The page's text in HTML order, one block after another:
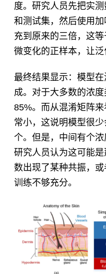
度。研究人员先把实
和测试集，然后使用
充到原来的三倍，这
微变化的正样本，让泛
最终结果显示：模型
成。对于大多数的浓
85%。而从混淆矩阵
常小，这说明模型很
个。但是，中间有个浓
研究人员认为这可能
数出现了某种共振，
训练不够充分。